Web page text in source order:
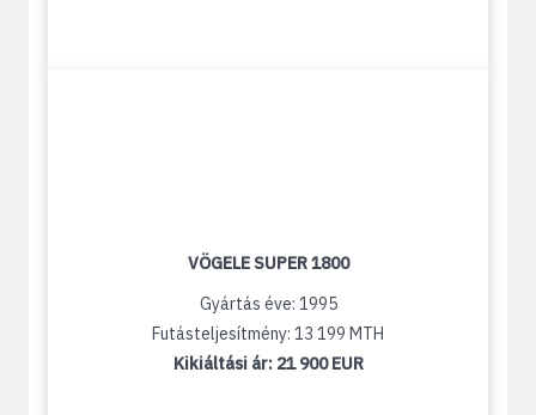
VÖGELE SUPER 1800
Gyártás éve: 1995
Futásteljesítmény: 13 199 MTH
Kikiáltási ár: 21 900 EUR